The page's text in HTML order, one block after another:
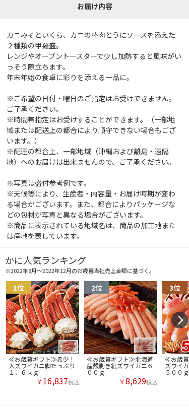
お届け内容
カニみそといくら、カニの棒肉とうにソースを添えた
２種類の甲羅盛。
レンジやオーブントースターで少し加熱すると風味がい
っそう際立ちます。
年末年始の食卓に彩りを添える一品に。
※ご希望の日付・曜日のご指定はお受けできません。
ご了承ください。
※時間帯指定はお受けすることができます。（一部地
域または配送上の都合により順守できない場合もござ
います。）
※配達の都合上、一部地域（沖縄および離島・遠隔
地）へのお届けは出来ませんので、ご了承ください。
※写真は盛付参考例です。
※天候等により、生産者・内容量・お届け時期が変わ
る場合がございます。また、都合によりパッケージな
どの包材が写真と異なる場合がございます。
※商品に表示されている地域名は、商品の加工地また
は産地を表しています。
かに人気ランキング
※2022年8月～2022年12月のお歳暮当社売上金額に基づく。
≪お歳暮ギフト≫希少！
大ズワイガニ脚たっぷり
１．６ｋｇ
￥ 16,837税込
≪お歳暮ギフト≫北海道
産殻剥き紅ズワイガニ６
００ｇ
￥8,629税込
≪お歳
ズワイ
５００ｇ